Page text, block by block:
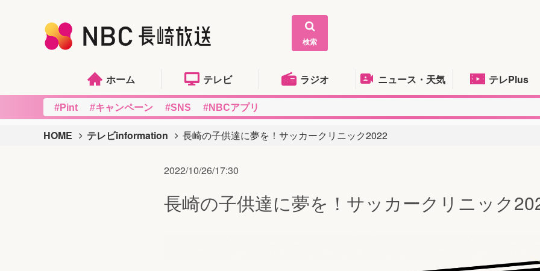
検索
ホーム テレビ ラジオ ニュース・天気 テレPlus
#Pint #キャンペーン #SNS #NBCアプリ
HOME テレビinformation 長崎の子供達に夢を！サッカークリニック2022
2022/10/26/17:30
長崎の子供達に夢を！サッカークリニック